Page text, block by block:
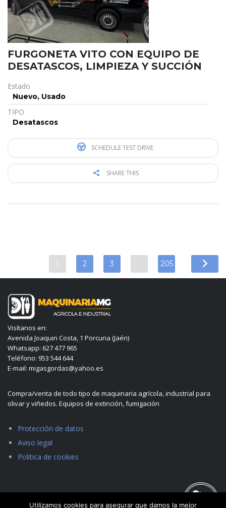
FURGONETA VITO CON EQUIPO DE
DESATASCOS, LIMPIEZA Y SUCCIÓN
Estado
Nuevo, Usado
TIPO
Desatascos
SCHEDULE TEST DRIVE
SHARE THIS
1 2 3 … 205
Visítanos en:
Avenida Joaquin Costa, 1 Porcuna (Jaén)
Whatsapp: 627 477 965
Teléfono: 953 544 644
E-mail: migasgordas@yahoo.es
Compra/venta de todo tipo de maquinaria agrícola, industrial para
olivar y viñedos. Equipos de extinción, fumigación
Protección de datos
Aviso legal
Politica de cookies
Utilizamos cookies para asegurar que damos la mejor